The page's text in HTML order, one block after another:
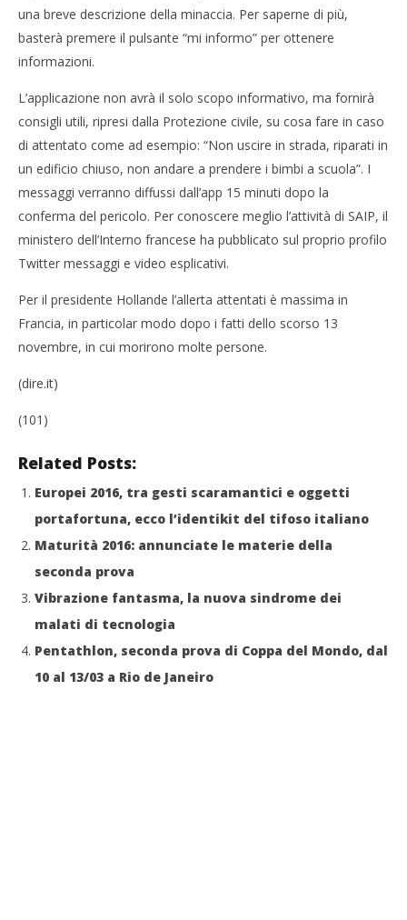
una breve descrizione della minaccia. Per saperne di più,
basterà premere il pulsante “mi informo” per ottenere
informazioni.
L’applicazione non avrà il solo scopo informativo, ma fornirà
consigli utili, ripresi dalla Protezione civile, su cosa fare in caso
di attentato come ad esempio: “Non uscire in strada, riparati in
un edificio chiuso, non andare a prendere i bimbi a scuola”. I
messaggi verranno diffussi dall’app 15 minuti dopo la
conferma del pericolo. Per conoscere meglio l’attività di SAIP, il
ministero dell’Interno francese ha pubblicato sul proprio profilo
Twitter messaggi e video esplicativi.
Per il presidente Hollande l’allerta attentati è massima in
Francia, in particolar modo dopo i fatti dello scorso 13
novembre, in cui morirono molte persone.
(dire.it)
(101)
Related Posts:
Europei 2016, tra gesti scaramantici e oggetti
portafortuna, ecco l’identikit del tifoso italiano
Maturità 2016: annunciate le materie della
seconda prova
Vibrazione fantasma, la nuova sindrome dei
malati di tecnologia
Pentathlon, seconda prova di Coppa del Mondo, dal
10 al 13/03 a Rio de Janeiro